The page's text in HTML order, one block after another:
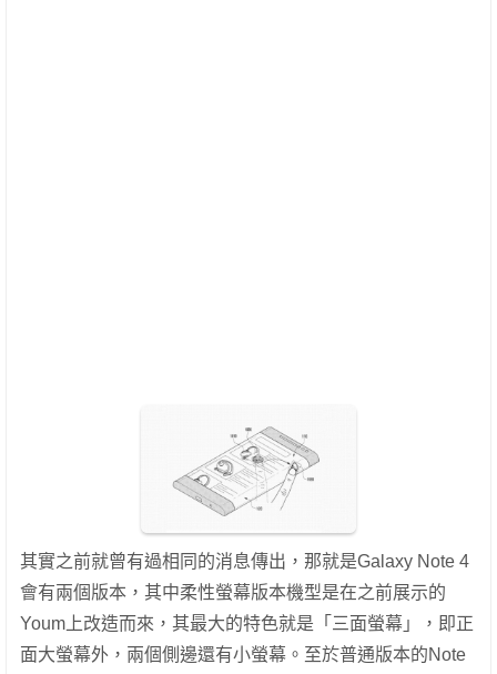
其實之前就曾有過相同的消息傳出，那就是Galaxy Note 4
會有兩個版本，其中柔性螢幕版本機型是在之前展示的
Youm上改造而來，其最大的特色就是「三面螢幕」，即正
面大螢幕外，兩個側邊還有小螢幕。至於普通版本的Note